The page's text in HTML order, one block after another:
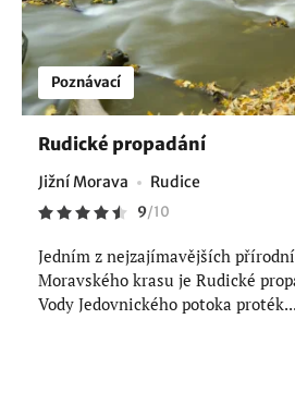
Poznávací
Rudické propadání
Jižní Morava Rudice
9/10
Jedním z nejzajímavějších
Moravského krasu je Rudické
Vody Jedovnického potoka proték...